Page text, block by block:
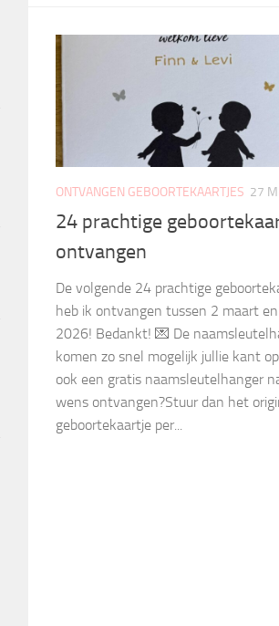
ONTVANGEN GEBOORTEKAARTJES 27
24 prachtige
ontvangen
De volgende 24 prachtige
heb ik ontvangen tussen 2 maart
2026! Bedankt! 💌 De
komen zo snel mogelijk jullie kant
ook een gratis naamsleutelhanger
wens ontvangen?Stuur dan het
geboortekaartje per...